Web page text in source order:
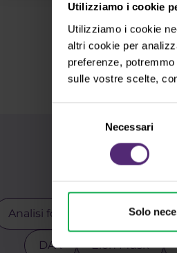
Utilizziamo i cookie
Utilizziamo i cookie
altri cookie per
preferenze,
sulle vostre scelte,
Necessari
Solo
Analisi fondamentale
DAX Elon Musk